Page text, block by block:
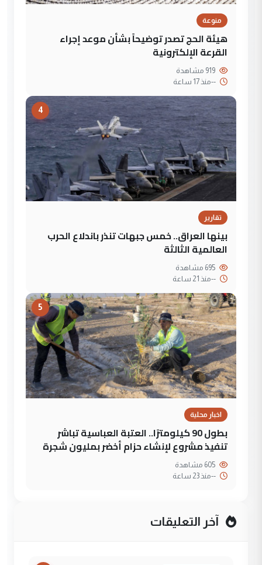
منوعة
هيئة الحج تصدر توضيحاً بشأن موعد إجراء
القرعة الإلكترونية
--منذ 17 ساعة
4
تقارير
بينها العراق.. خمس جبهات تنذر باندلاع الحرب
العالمية الثالثة
--منذ 21 ساعة
5
اخبار محلية
بطول 90 كيلومترًا.. العتبة العباسية تباشر
تنفيذ مشروع لإنشاء حزام أخضر بمليون شجرة
--منذ 23 ساعة
آخر التعليقات